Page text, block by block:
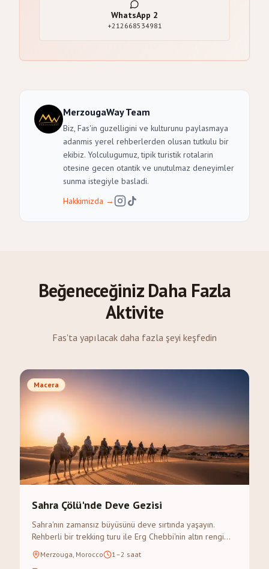
WhatsApp 2
+212668534981
MerzougaWay Team
Biz, Fas'in guzelligini ve kulturunu paylasmaya
adanmis yerel rehberlerden olusan tutkulu bir
ekibiz. Yolculugumuz, tipik turistik rotalarin
otesine gecen otantik ve unutulmaz deneyimler
sunma istegiyle basladi.
Hakkimizda →
Beğeneceğiniz Daha Fazla
Aktivite
Fas'ta yapılacak daha fazla şeyi keşfedin
Macera
Sahra Çölü'nde Deve Gezisi
Sahra'nın zamansız büyüsünü deve sırtında yaşayın.
Rehberli bir trekking turu ile Erg Chebbi'nin altın rengi
kumul tepelerinden gün batımını izleyin.
Merzouga, Morocco 1–2 saat